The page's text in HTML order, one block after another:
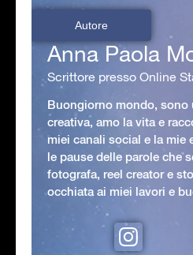
Autore
Anna Paola
Scrittore presso Online
Buongiorno mondo, sono
creativa, amo la vita e
miei canali social e la mie
le pause delle parole che
fotografa, reel creator e
occhiata ai miei lavori e